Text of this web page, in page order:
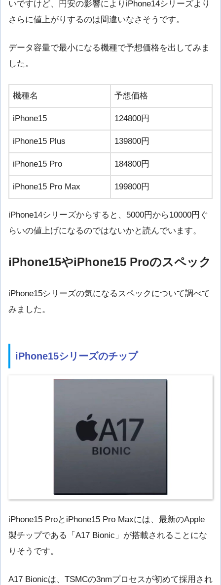
いですけど、円安の影響によりiPhone14シリーズより
さらに値上がりするのは間違いなさそうです。
データ容量で最小になる機種で予想価格を出してみま
した。
機種名 予想価格
iPhone15 124800円
iPhone15 Plus 139800円
iPhone15 Pro 184800円
iPhone15 Pro Max 199800円
iPhone14シリーズからすると、5000円から10000円ぐ
らいの値上げになるのではないかと読んでいます。
iPhone15やiPhone15 Proのスペック
iPhone15シリーズの気になるスペックについて調べて
みました。
iPhone15シリーズのチップ
iPhone15 ProとiPhone15 Pro Maxには、最新のApple
製チップである「A17 Bionic」が搭載されることにな
りそうです。
A17 Bionicは、TSMCの3nmプロセスが初めて採用され